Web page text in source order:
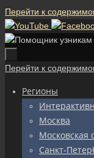
Перейти к
Перейти к
Регионы
Москва
Московская
Санкт-